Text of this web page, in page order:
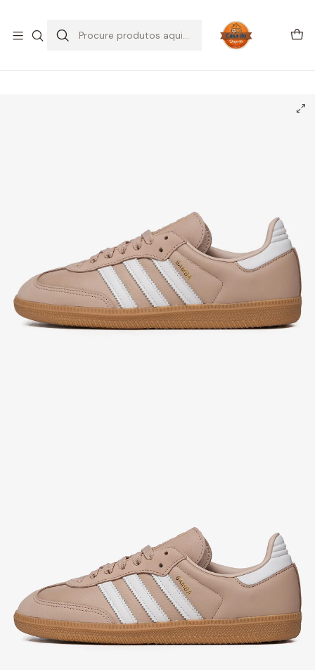
Início CALÇADO Adidas
Samba
adidas Samba OG Wonder Taupe (Women's)